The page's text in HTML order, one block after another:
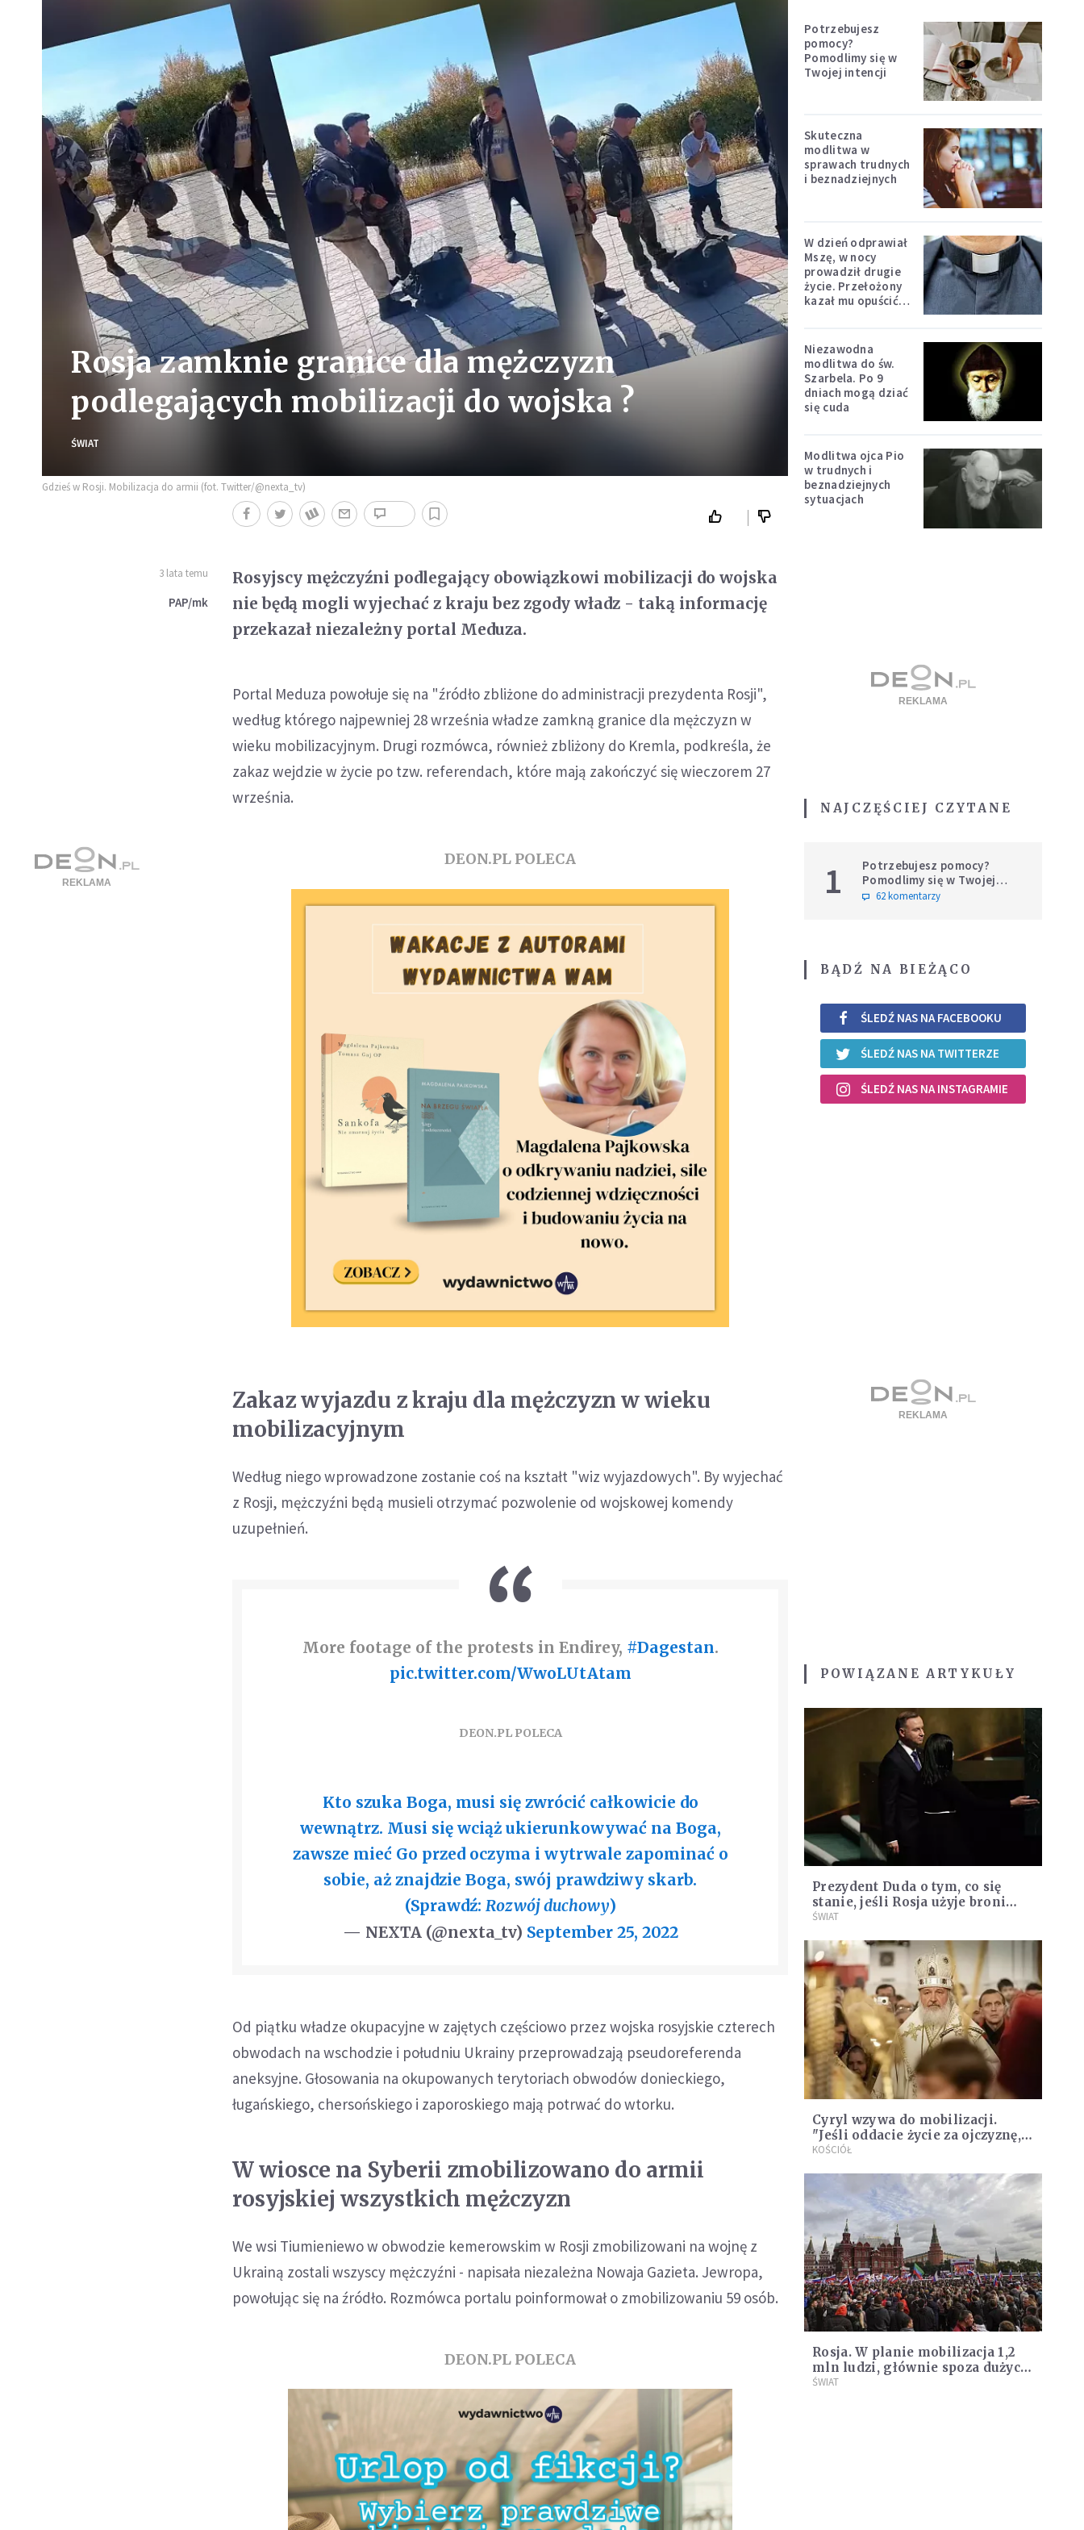
Rosja zamknie granice dla mężczyzn
podlegających mobilizacji do wojska ?
ŚWIAT
Gdzieś w Rosji. Mobilizacja do armii (fot. Twitter/@nexta_tv)
3 lata temu
PAP/mk
Rosyjscy mężczyźni podlegający obowiązkowi mobilizacji do wojska
nie będą mogli wyjechać z kraju bez zgody władz - taką informację
przekazał niezależny portal Meduza.
Portal Meduza powołuje się na "źródło zbliżone do administracji prezydenta Rosji",
według którego najpewniej 28 września władze zamkną granice dla mężczyzn w
wieku mobilizacyjnym. Drugi rozmówca, również zbliżony do Kremla, podkreśla, że
zakaz wejdzie w życie po tzw. referendach, które mają zakończyć się wieczorem 27
września.
DEON.PL POLECA
Zakaz wyjazdu z kraju dla mężczyzn w wieku
mobilizacyjnym
Według niego wprowadzone zostanie coś na kształt "wiz wyjazdowych". By wyjechać
z Rosji, mężczyźni będą musieli otrzymać pozwolenie od wojskowej komendy
uzupełnień.
More footage of the protests in Endirey, #Dagestan.
pic.twitter.com/WwoLUtAtam
DEON.PL POLECA
Kto szuka Boga, musi się zwrócić całkowicie do
wewnątrz. Musi się wciąż ukierunkowywać na Boga,
zawsze mieć Go przed oczyma i wytrwale zapominać o
sobie, aż znajdzie Boga, swój prawdziwy skarb.
(Sprawdź: Rozwój duchowy)
— NEXTA (@nexta_tv) September 25, 2022
Od piątku władze okupacyjne w zajętych częściowo przez wojska rosyjskie czterech
obwodach na wschodzie i południu Ukrainy przeprowadzają pseudoreferenda
aneksyjne. Głosowania na okupowanych terytoriach obwodów donieckiego,
ługańskiego, chersońskiego i zaporoskiego mają potrwać do wtorku.
W wiosce na Syberii zmobilizowano do armii
rosyjskiej wszystkich mężczyzn
We wsi Tiumieniewo w obwodzie kemerowskim w Rosji zmobilizowani na wojnę z
Ukrainą zostali wszyscy mężczyźni - napisała niezależna Nowaja Gazieta. Jewropa,
powołując się na źródło. Rozmówca portalu poinformował o zmobilizowaniu 59 osób.
DEON.PL POLECA
Potrzebujesz
pomocy?
Pomodlimy się w
Twojej intencji
Skuteczna
modlitwa w
sprawach trudnych
i beznadziejnych
W dzień odprawiał
Mszę, w nocy
prowadził drugie
życie. Przełożony
kazał mu opuścić
Niezawodna
modlitwa do św.
Szarbela. Po 9
dniach mogą dziać
się cuda
Modlitwa ojca Pio
w trudnych i
beznadziejnych
sytuacjach
NAJCZĘŚCIEJ CZYTANE
1
Potrzebujesz pomocy?
Pomodlimy się w Twojej
intencji
62 komentarzy
BĄDŹ NA BIEŻĄCO
ŚLEDŹ NAS NA FACEBOOKU
ŚLEDŹ NAS NA TWITTERZE
ŚLEDŹ NAS NA INSTAGRAMIE
POWIĄZANE ARTYKUŁY
Prezydent Duda o tym, co się
stanie, jeśli Rosja użyje broni
nuklearnej
ŚWIAT
Cyryl wzywa do mobilizacji.
"Jeśli oddacie życie za ojczyznę,
będziecie z Bogiem w Jego
KOŚCIÓŁ
Rosja. W planie mobilizacja 1,2
mln ludzi, głównie spoza dużych
miast
ŚWIAT